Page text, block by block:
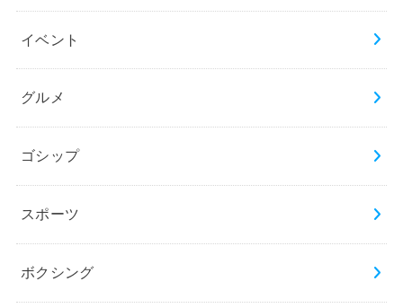
イベント
グルメ
ゴシップ
スポーツ
ボクシング